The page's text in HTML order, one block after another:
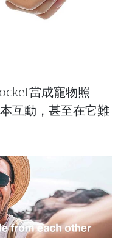
當成寵物照
互動，甚至在它難